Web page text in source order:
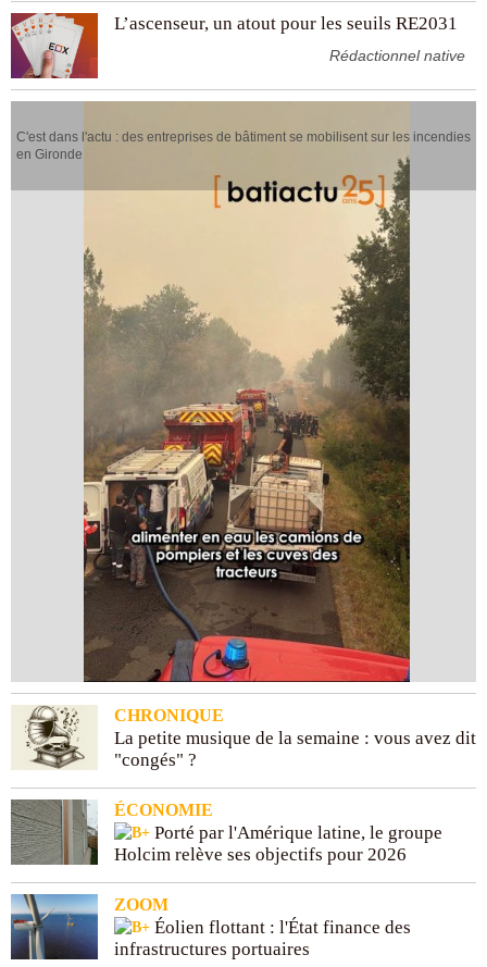
L’ascenseur, un atout pour les seuils RE2031
Rédactionnel native
C'est dans l'actu : des entreprises de bâtiment se mobilisent sur les incendies
en Gironde
CHRONIQUE
La petite musique de la semaine : vous avez dit
"congés" ?
ÉCONOMIE
Porté par l'Amérique latine, le groupe
Holcim relève ses objectifs pour 2026
ZOOM
Éolien flottant : l'État finance des
infrastructures portuaires